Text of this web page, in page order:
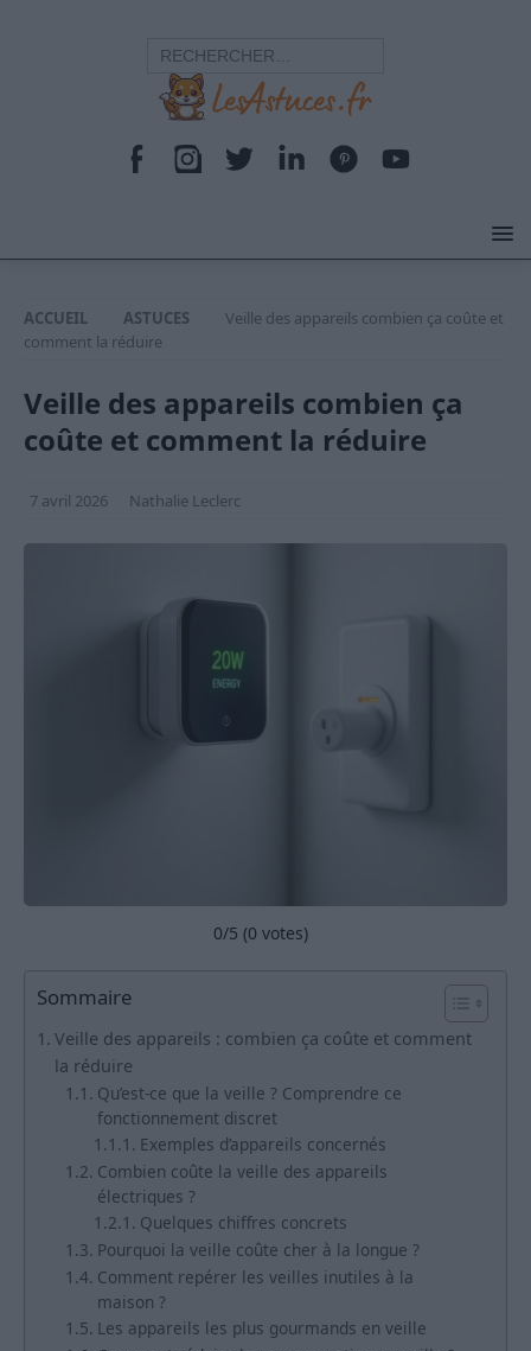
ACCUEIL ASTUCES
Veille des appareils combien ça coûte et
comment la réduire
Veille des appareils combien ça
coûte et comment la réduire
7 avril 2026 Nathalie Leclerc
0/5 (0 votes)
Sommaire
Veille des appareils : combien ça coûte et comment
la réduire
Qu’est-ce que la veille ? Comprendre ce
fonctionnement discret
Exemples d’appareils concernés
Combien coûte la veille des appareils
électriques ?
Quelques chiffres concrets
Pourquoi la veille coûte cher à la longue ?
Comment repérer les veilles inutiles à la
maison ?
Les appareils les plus gourmands en veille